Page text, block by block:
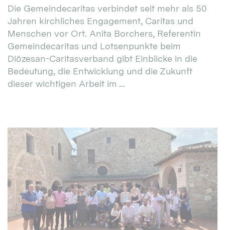
Die Gemeindecaritas verbindet seit mehr als 50
Jahren kirchliches Engagement, Caritas und
Menschen vor Ort. Anita Borchers, Referentin
Gemeindecaritas und Lotsenpunkte beim
Diözesan-Caritasverband gibt Einblicke in die
Bedeutung, die Entwicklung und die Zukunft
dieser wichtigen Arbeit im ...